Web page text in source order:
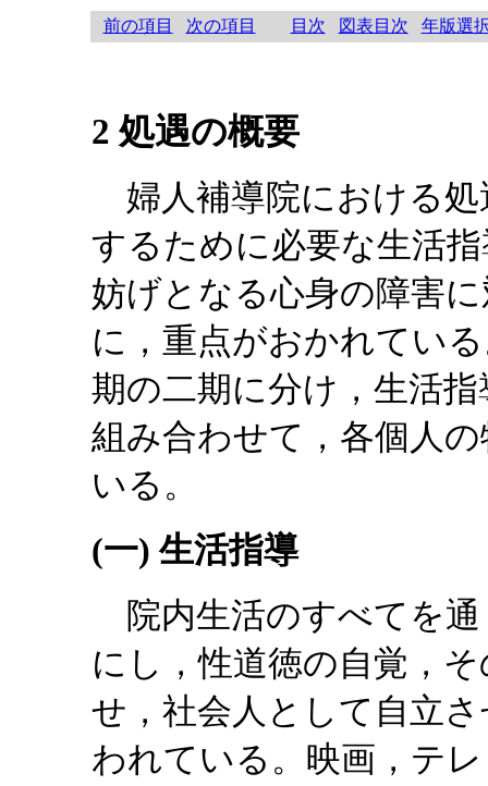
前の項目 次の項目 目次 図表目次 年版選
2 処遇の概要
婦人補導院における処
するために必要な生活
妨げとなる心身の障害
に，重点がおかれてい
期の二期に分け，生活
組み合わせて，各個人
いる。
(一) 生活指導
院内生活のすべてを通
にし，性道徳の自覚，
せ，社会人として自立
われている。映画，テ